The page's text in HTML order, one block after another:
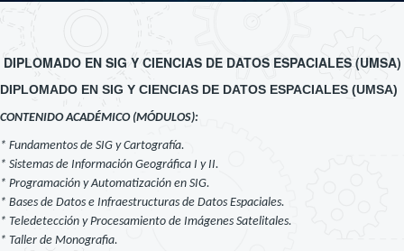
DIPLOMADO EN SIG Y CIENCIAS DE DATOS ESPACIALES (UMSA)
DIPLOMADO EN SIG Y CIENCIAS DE DATOS ESPACIALES (UMSA)
CONTENIDO ACADÉMICO (MÓDULOS):
* Fundamentos de SIG y Cartografía.
* Sistemas de Información Geográfica I y II.
* Programación y Automatización en SIG.
* Bases de Datos e Infraestructuras de Datos Espaciales.
* Teledetección y Procesamiento de Imágenes Satelitales.
* Taller de Monografia.